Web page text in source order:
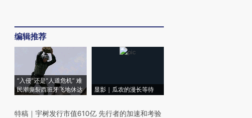
编辑推荐
“入侵”还是“人道危机” 难
民潮撕裂西班牙飞地休达
显影｜瓜农的漫长等待
特稿 ｜ 宇树发行市值610亿 先行者的加速和考验